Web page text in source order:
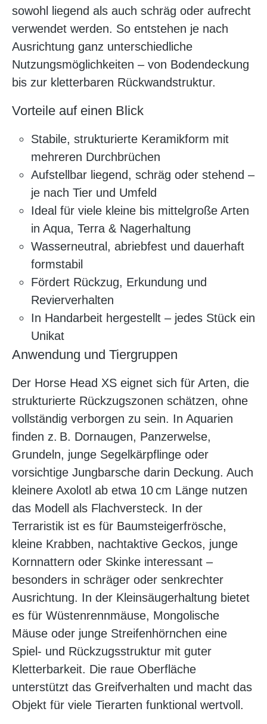
sowohl liegend als auch schräg oder aufrecht
verwendet werden. So entstehen je nach
Ausrichtung ganz unterschiedliche
Nutzungsmöglichkeiten – von Bodendeckung
bis zur kletterbaren Rückwandstruktur.
Vorteile auf einen Blick
Stabile, strukturierte Keramikform mit
mehreren Durchbrüchen
Aufstellbar liegend, schräg oder stehend –
je nach Tier und Umfeld
Ideal für viele kleine bis mittelgroße Arten
in Aqua, Terra & Nagerhaltung
Wasserneutral, abriebfest und dauerhaft
formstabil
Fördert Rückzug, Erkundung und
Revierverhalten
In Handarbeit hergestellt – jedes Stück ein
Unikat
Anwendung und Tiergruppen
Der Horse Head XS eignet sich für Arten, die
strukturierte Rückzugszonen schätzen, ohne
vollständig verborgen zu sein. In Aquarien
finden z. B. Dornaugen, Panzerwelse,
Grundeln, junge Segelkärpflinge oder
vorsichtige Jungbarsche darin Deckung. Auch
kleinere Axolotl ab etwa 10 cm Länge nutzen
das Modell als Flachversteck. In der
Terraristik ist es für Baumsteigerfrösche,
kleine Krabben, nachtaktive Geckos, junge
Kornnattern oder Skinke interessant –
besonders in schräger oder senkrechter
Ausrichtung. In der Kleinsäugerhaltung bietet
es für Wüstenrennmäuse, Mongolische
Mäuse oder junge Streifenhörnchen eine
Spiel- und Rückzugsstruktur mit guter
Kletterbarkeit. Die raue Oberfläche
unterstützt das Greifverhalten und macht das
Objekt für viele Tierarten funktional wertvoll.